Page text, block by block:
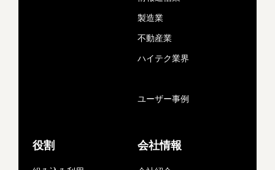
製造業
不動産業
ハイテク業界
ユーザー事例
役割 会社情報